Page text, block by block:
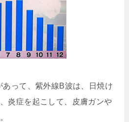
って、紫外線B波は、日焼け
炎症を起こして、皮膚ガンや